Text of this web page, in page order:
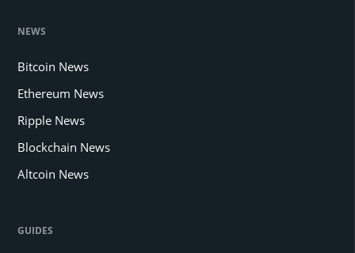
NEWS
Bitcoin News
Ethereum News
Ripple News
Blockchain News
Altcoin News
GUIDES